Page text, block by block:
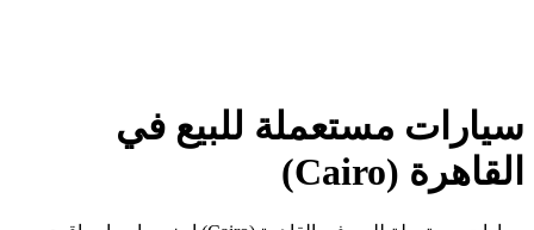
سيارات مستعملة للبيع في
القاهرة (Cairo)